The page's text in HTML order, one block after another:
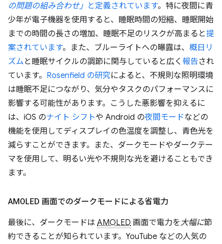
の問題の組み合わせ」 と定義されています。特に夜間に青
少年が電子機器を使用すると、睡眠時間の短縮、睡眠開始
までの時間の長さの増加、睡眠不足のリスクが高まると提
案されています。また、ブルーライトへの曝露は、 概日リ
ズム と睡眠サイクルの調節に関与していると広く 報告され
ています。 Rosenfield の研究によると、不規則な照明環境
は睡眠不足につながり、気分やタスクのパフォーマンスに
影響する可能性があります。こうした悪影響を抑えるに
は、iOS のナイト シフトや Android の夜間モードなどの
機能を使用してディスプレイの色温度を調整し、青色光を
減らすことができます。また、ダークモードやダークテー
マを使用して、明るい光や不規則な光を避けることもでき
ます。
AMOLED 画面でのダークモードによる省電力
最後に、ダークモードは AMOLED 画面で電力を大幅に節
約できることが知られています。YouTube などの人気の